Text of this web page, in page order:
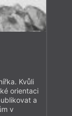
Kvůli
orientaci
a
v